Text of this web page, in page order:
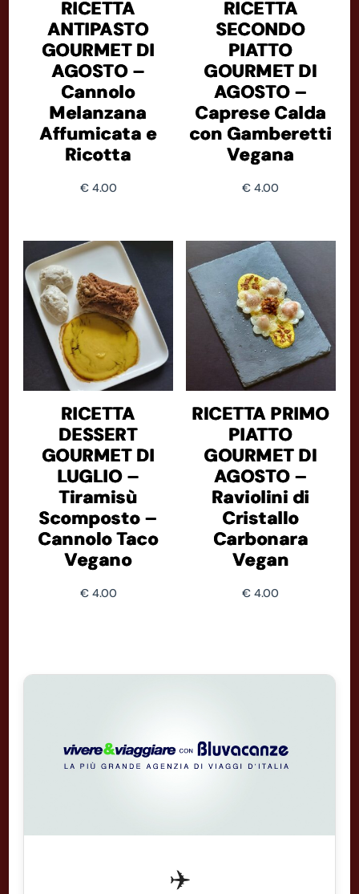
RICETTA
ANTIPASTO
GOURMET DI
AGOSTO –
Cannolo
Melanzana
Affumicata e
Ricotta
€4.00
RICETTA
SECONDO
PIATTO
GOURMET DI
AGOSTO –
Caprese Calda
con Gamberetti
Vegana
€ 4.00
RICETTA
DESSERT
GOURMET DI
LUGLIO –
Tiramisù
Scomposto –
Cannolo Taco
Vegano
€4.00
RICETTA PRIMO
PIATTO
GOURMET DI
AGOSTO –
Raviolini di
Cristallo
Carbonara
Vegan
€ 4.00
✈️